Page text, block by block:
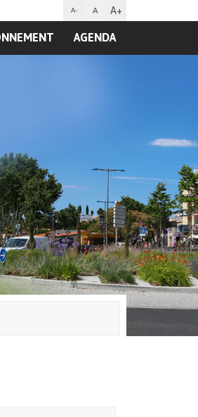
A- A A+
AGENDA